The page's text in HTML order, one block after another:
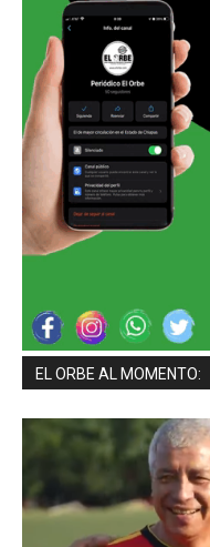
EL ORBE AL MOMENTO: